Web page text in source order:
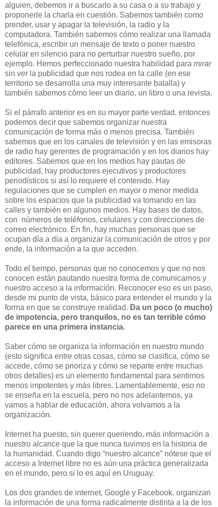
alguien, debemos ir a buscarlo a su casa o a su trabajo y
proponerle la charla en cuestión. Sabemos también como
prender, usar y apagar la televisión, la radio y la
computadora. También sabemos cómo realizar una llamada
telefónica, escribir un mensaje de texto o poner nuestro
celular en silencio para no perturbar nuestro sueño, por
ejemplo. Hemos perfeccionado nuestra habilidad para mirar
sin verla publicidad que nos rodea en la calle (en ese
territorio se desarrolla una muy interesante batalla) y
también sabemos cómo leer un diario, un libro o una revista.
Si el párrafo anterior es en su mayor parte verdad, entonces
podemos decir que sabemos organizar nuestra
comunicación de forma más o menos precisa. También
sabemos que en los canales de televisión y en las emisoras
de radio hay gerentes de programación y en los diarios hay
editores. Sabemos que en los medios hay pautas de
publicidad, hay productores ejecutivos y productores
periodísticos si así lo requiere el contenido. Hay
regulaciones que se cumplen en mayor o menor medida
sobre los espacios que la publicidad va tomando en las
calles y también en algunos medios. Hay bases de datos,
con números de teléfonos, celulares y con direcciones de
correo electrónico. En fin, hay muchas personas que se
ocupan día a día a organizar la comunicación de otros y por
ende, la información a la que acceden.
Todo el tiempo, personas que no conocemos y que no nos
conocen están pautando nuestra forma de comunicarnos y
nuestro acceso a la información. Reconocer eso es un paso,
desde mi punto de vista, básico para entender el mundo y la
forma en que se construye realidad. Da un poco (o mucho)
de impotencia, pero tranquilos, no es tan terrible cómo
parece en una primera instancia.
Saber cómo se organiza la información en nuestro mundo
(esto significa entre otras cosas, cómo se clasifica, cómo se
accede, cómo se prioriza y cómo se reparte entre muchas
otros detalles) es un elemento fundamental para sentirnos
menos impotentes y más libres. Lamentablemente, eso no
se enseña en la escuela, pero no nos adelantemos, ya
vamos a hablar de educación, ahora volvamos a la
organización.
Internet ha puesto, sin querer queriendo, más información a
nuestro alcance que la que nunca tuvimos en la historia de
la humanidad. Cuando digo “nuestro alcance” nótese que el
acceso a Internet libre no es aún una práctica generalizada
en el mundo, pero si lo es aquí en Uruguay.
Los dos grandes de internet, Google y Facebook, organizan
la información de una forma radicalmente distinta a la de los